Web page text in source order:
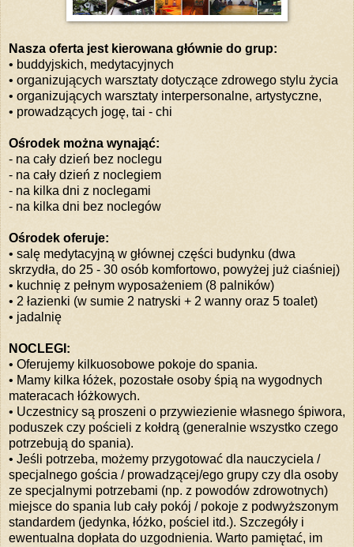
Nasza oferta jest kierowana głównie do grup:
• buddyjskich, medytacyjnych
• organizujących warsztaty dotyczące zdrowego stylu życia
• organizujących warsztaty interpersonalne, artystyczne,
• prowadzących jogę, tai - chi
Ośrodek można wynająć:
- na cały dzień bez noclegu
- na cały dzień z noclegiem
- na kilka dni z noclegami
- na kilka dni bez noclegów
Ośrodek oferuje:
• salę medytacyjną w głównej części budynku (dwa
skrzydła, do 25 - 30 osób komfortowo, powyżej już ciaśniej)
• kuchnię z pełnym wyposażeniem (8 palników)
• 2 łazienki (w sumie 2 natryski + 2 wanny oraz 5 toalet)
• jadalnię
NOCLEGI:
• Oferujemy kilkuosobowe pokoje do spania.
• Mamy kilka łóżek, pozostałe osoby śpią na wygodnych
materacach łóżkowych.
• Uczestnicy są proszeni o przywiezienie własnego śpiwora,
poduszek czy pościeli z kołdrą (generalnie wszystko czego
potrzebują do spania).
• Jeśli potrzeba, możemy przygotować dla nauczyciela /
specjalnego gościa / prowadzącej/ego grupy czy dla osoby
ze specjalnymi potrzebami (np. z powodów zdrowotnych)
miejsce do spania lub cały pokój / pokoje z podwyższonym
standardem (jedynka, łóżko, pościel itd.). Szczegóły i
ewentualna dopłata do uzgodnienia. Warto pamiętać, im